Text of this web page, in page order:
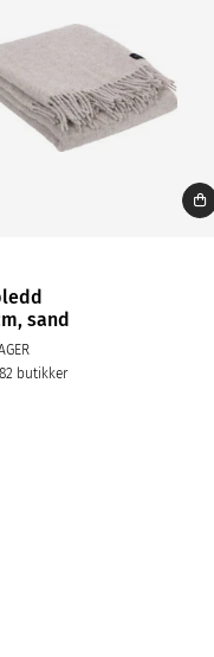
sand
butikker